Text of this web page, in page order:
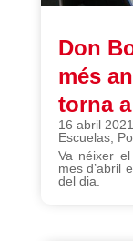
Don
més
torna
16 abril 2021
Escuelas,
Va néixer
mes d’abril
del dia.